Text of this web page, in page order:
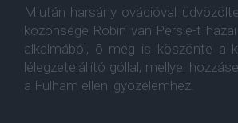
Miután harsány ovációval
közönsége Robin van Persie-t
alkalmából, õ meg is köszönte a
lélegzetelállító góllal, mellyel
a Fulham elleni gyõzelemhez.